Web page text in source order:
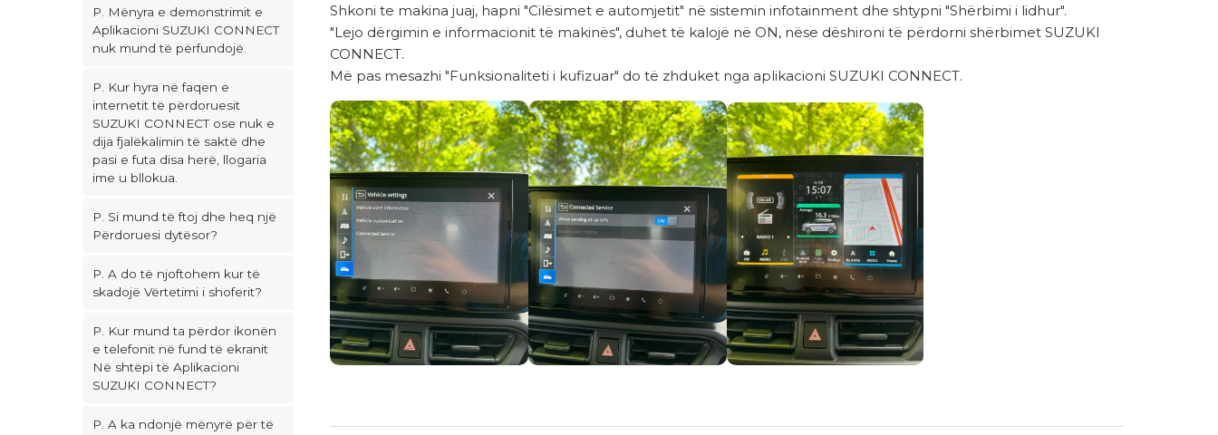
P. Mënyra e demonstrimit e
Aplikacioni SUZUKI CONNECT
nuk mund të përfundojë.
P. Kur hyra në faqen e
internetit të përdoruesit
SUZUKI CONNECT ose nuk e
dija fjalëkalimin të saktë dhe
pasi e futa disa herë, llogaria
ime u bllokua.
P. Si mund të ftoj dhe heq një
Përdoruesi dytësor?
P. A do të njoftohem kur të
skadojë Vërtetimi i shoferit?
P. Kur mund ta përdor ikonën
e telefonit në fund të ekranit
Në shtëpi të Aplikacioni
SUZUKI CONNECT?
P. A ka ndonjë mënyrë për të
Shkoni te makina juaj, hapni "Cilësimet e automjetit" në sistemin infotainment dhe shtypni "Shërbimi i lidhur".
"Lejo dërgimin e informacionit të makinës", duhet të kalojë në ON, nëse dëshironi të përdorni shërbimet SUZUKI
CONNECT.
Më pas mesazhi "Funksionaliteti i kufizuar" do të zhduket nga aplikacioni SUZUKI CONNECT.